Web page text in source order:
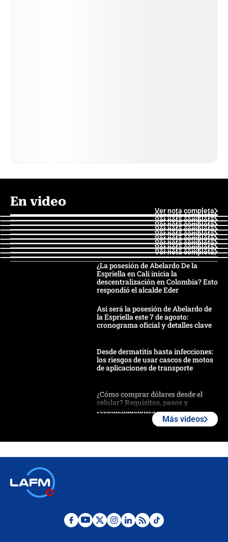
En video
Ver nota completa
Ver nota completa
Ver nota completa
Ver nota completa
Ver nota completa
Ver nota completa
Ver nota completa
Ver nota completa
Ver nota completa
Ver nota completa
¿La posesión de Abelardo De la
Espriella en Cali inicia la
descentralización en Colombia? Esto
respondió el alcalde Eder
Así será la posesión de Abelardo de
la Espriella este 7 de agosto:
cronograma oficial y detalles clave
Desde dermatitis hasta infecciones:
los riesgos de usar cascos de motos
de aplicaciones de transporte
¿Cómo comprar dólares desde el
celular? Requisitos, pasos y
recomendaciones
Álvaro Uribe asistirá a la posesión y
Más videos